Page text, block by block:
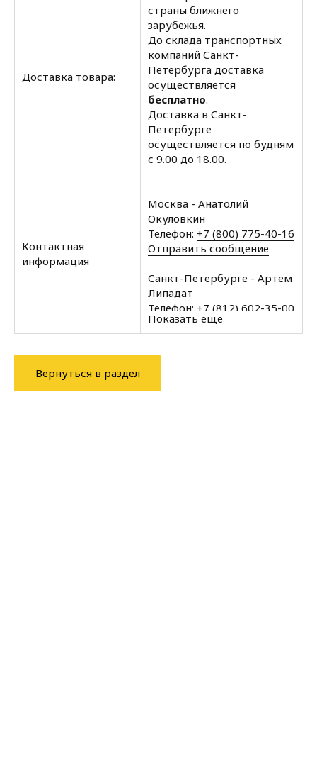
Доставка товара:
страны ближнего
зарубежья.
До склада транспортных
компаний Санкт-
Петербурга доставка
осуществляется
бесплатно.
Доставка в Санкт-
Петербурге
осуществляется по будням
с 9.00 до 18.00.
Контактная
информация
Москва - Анатолий
Окуловкин
Телефон: +7 (800) 775-40-16
Отправить сообщение
Санкт-Петербурге - Артем
Липадат
Телефон: +7 (812) 602-35-00
Отправить сообщение
Архангельск - Халин
Показать еще
Вернуться в раздел